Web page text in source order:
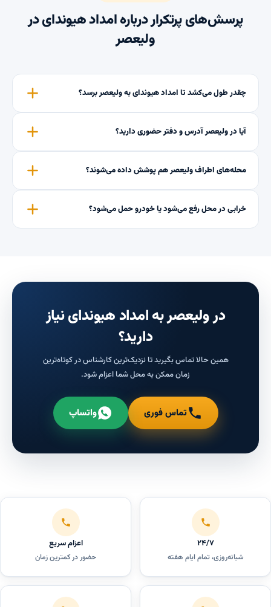
پرسش‌های پرتکرار درباره امداد هیوندای در
ولیعصر
چقدر طول می‌کشد تا امداد هیوندای به ولیعصر برسد؟
آیا در ولیعصر آدرس و دفتر حضوری دارید؟
محله‌های اطراف ولیعصر هم پوشش داده می‌شوند؟
خرابی در محل رفع می‌شود یا خودرو حمل می‌شود؟
در ولیعصر به امداد هیوندای نیاز
دارید؟
همین حالا تماس بگیرید تا نزدیک‌ترین کارشناس در کوتاه‌ترین
زمان ممکن به محل شما اعزام شود.
تماس فوری واتساپ
۲۴/۷
شبانه‌روزی، تمام ایام هفته
اعزام سریع
حضور در کمترین زمان